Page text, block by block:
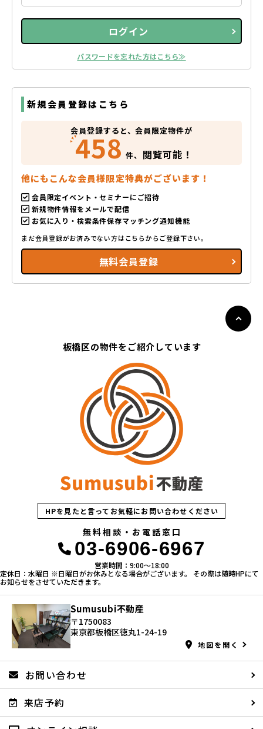
ログイン
パスワードを忘れた方はこちら≫
新規会員登録はこちら
会員登録すると、会員限定物件が
458 件、 閲覧可能！
他にもこんな会員様限定特典がございます！
会員限定イベント・セミナーにご招待
新規物件情報をメールで配信
お気に入り・検索条件保存マッチング通知機能
まだ会員登録がお済みでない方はこちらからご登録下さい。
無料会員登録
板橋区の物件をご紹介しています
HPを見たと言ってお気軽にお問い合わせください
無料相談・お電話窓口
03-6906-6967
営業時間：9:00〜18:00
定休日：水曜日 ※日曜日がお休みとなる場合がございます。 その際は随時HPにて
お知らせをさせていただきます。
Sumusubi不動産
〒1750083
東京都板橋区徳丸1-24-19
地図を開く
お問い合わせ
来店予約